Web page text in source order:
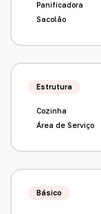
Panificadora
Sacolão
Estrutura
Cozinha
Área de Serviço
Básico